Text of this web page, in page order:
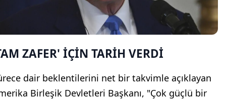
ZAFER' İÇİN TARİH VERDİ
dair beklentilerini net bir takvimle açıklayan
Birleşik Devletleri Başkanı, "Çok güçlü bir